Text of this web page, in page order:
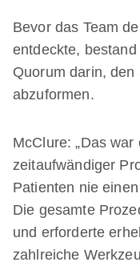
Bevor das Team
entdeckte,
Quorum darin,
abzuformen.
McClure: „Das
zeitaufwändiger
Patienten nie
Die gesamte
und erforderte
zahlreiche